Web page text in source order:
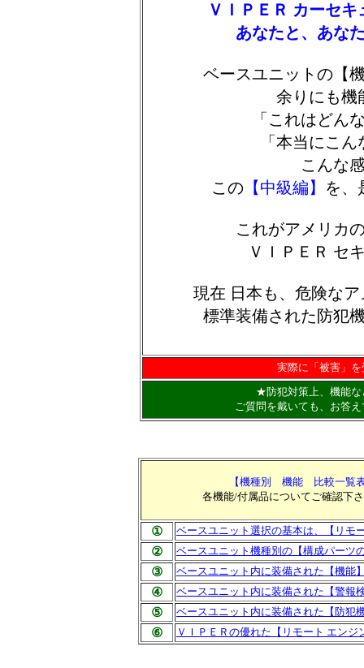
ＶＩＰＥＲ カーセ
あなたと、あな
ベースユニットの
余りにも機
「これはどん
「本当にこん
こんな
この 【中級編】 を
これがアメリカ
ＶＩＰＥＲ セ
現在 日本も、危険な
標準装備された防犯
実際に「被害」
★防犯対策上、機能な
ご質問を戴いても、お答
【機種別 機能 比較一覧
各機能/付属品についてご確認下
① ベースユニット選択の基本は、【リ
② ベースユニット機種別の【構成パーツ
③ ベースユニット内に装備された【機能
④ ベースユニット内に装備された【警報
⑤ ベースユニット内に装備された【防犯
⑥ ＶＩＰＥＲの優れた【リモート エンジ